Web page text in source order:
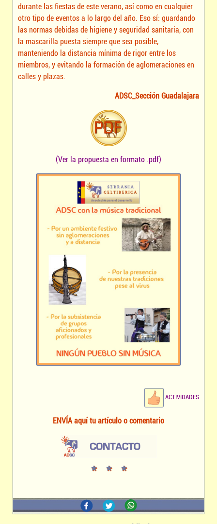
durante las fiestas de este verano, así como en cualquier
otro tipo de eventos a lo largo del año. Eso sí: guardando
las normas debidas de higiene y seguridad sanitaria, con
la mascarilla puesta siempre que sea posible,
manteniendo la distancia mínima de rigor entre los
miembros, y evitando la formación de aglomeraciones en
calles y plazas.
ADSC_Sección Guadalajara
(Ver la propuesta en formato .pdf)
ACTIVIDADES
ENVÍA aquí tu artículo o comentario
* * *